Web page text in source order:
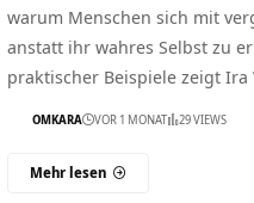
warum Menschen sich mit
anstatt ihr wahres Selbst zu
praktischer Beispiele zeigt
OMKARA VOR 1 MONAT 29 VIEWS
Mehr lesen